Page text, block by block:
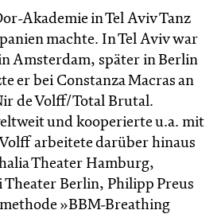
Akademie in Tel Aviv Tanz
machte. In Tel Aviv war
Amsterdam, später in Berlin
er bei Constanza Macras an
de Volff/Total Brutal.
und kooperierte u.a. mit
arbeitete darüber hinaus
Theater Hamburg,
Berlin, Philipp Preus
»BBM-Breathing